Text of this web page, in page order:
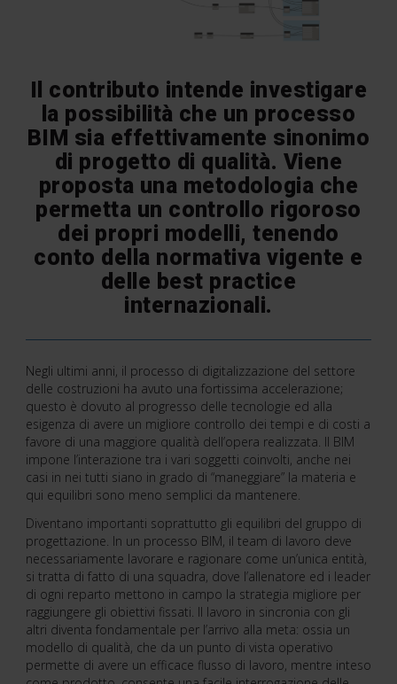
Il contributo intende investigare
la possibilità che un processo
BIM sia effettivamente sinonimo
di progetto di qualità. Viene
proposta una metodologia che
permetta un controllo rigoroso
dei propri modelli, tenendo
conto della normativa vigente e
delle best practice
internazionali.
Negli ultimi anni, il processo di digitalizzazione del settore
delle costruzioni ha avuto una fortissima accelerazione;
questo è dovuto al progresso delle tecnologie ed alla
esigenza di avere un migliore controllo dei tempi e di costi a
favore di una maggiore qualità dell’opera realizzata. Il BIM
impone l’interazione tra i vari soggetti coinvolti, anche nei
casi in nei tutti siano in grado di “maneggiare” la materia e
qui equilibri sono meno semplici da mantenere.
Diventano importanti soprattutto gli equilibri del gruppo di
progettazione. In un processo BIM, il team di lavoro deve
necessariamente lavorare e ragionare come un’unica entità,
si tratta di fatto di una squadra, dove l’allenatore ed i leader
di ogni reparto mettono in campo la strategia migliore per
raggiungere gli obiettivi fissati. Il lavoro in sincronia con gli
altri diventa fondamentale per l’arrivo alla meta: ossia un
modello di qualità, che da un punto di vista operativo
permette di avere un efficace flusso di lavoro, mentre inteso